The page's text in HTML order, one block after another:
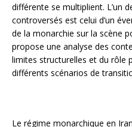
différente se multiplient. L’un
controversés est celui d’un
de la monarchie sur la scène
propose une analyse des
limites structurelles et du rôle
différents scénarios de
Le régime monarchique en